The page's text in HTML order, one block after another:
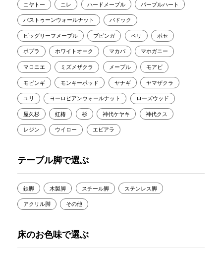
ニヤトー ニレ ハードメープル パープルハート
バストゥーンウォールナット パドック
ビッグリーフメープル ブビンガ ベリ ボセ
ポプラ ホワイトオーク マカバ マホガニー
マロニエ ミズメザクラ メープル モアビ
モビンギ モンキーポッド ヤナギ ヤマザクラ
ユリ ヨーロピアンウォールナット ローズウッド
屋久杉 紅椿 杉 神代ケヤキ 神代クス
レジン ウイロー エビアラ
テーブル脚で選ぶ
鉄脚 木製脚 スチール脚 ステンレス脚
アクリル脚 その他
床のお色味で選ぶ